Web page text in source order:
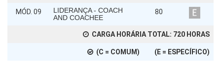
MÓD. 09
LIDERANÇA - COACH
AND COACHEE
80
CARGA HORÁRIA TOTAL: 720 HORAS
(C = COMUM) (E = ESPECÍFICO)